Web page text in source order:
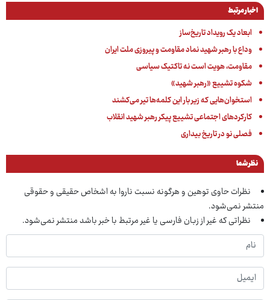
اخبار مرتبط
ابعاد یک رویداد تاریخ‌ساز
وداع با رهبر شهید نماد مقاومت و پیروزی ملت ایران
مقاومت، هویت است نه تاکتیک سیاسی
شکوه تشییع «رهبر شهید»
استخوان‌هایی که زیر بار این کلمه‌ها تیر می‌کشند
کارکردهای اجتماعی تشییع پیکر رهبر شهید انقلاب
فصلی نو در تاریخ بیداری
نظر شما
نظرات حاوی توهین و هرگونه نسبت ناروا به اشخاص حقیقی و حقوقی
منتشر نمی‌شود.
نظراتی که غیر از زبان فارسی یا غیر مرتبط با خبر باشد منتشر نمی‌شود.